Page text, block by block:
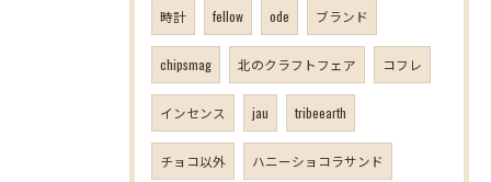
時計 fellow ode ブランド
chipsmag 北のクラフトフェア コフレ
インセンス jau tribeearth
チョコ以外 ハニーショコラサンド